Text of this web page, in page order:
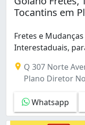
Tocantins em
Fretes e
Interestaduais,
Q 307 Norte
Plano Diretor
Whatsapp